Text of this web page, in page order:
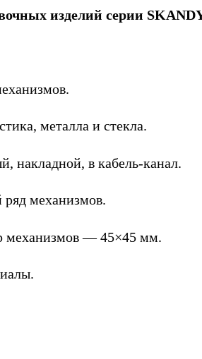
изделий серии
металла и стекла.
в кабель-канал.
механизмов.
— 45×45 мм.